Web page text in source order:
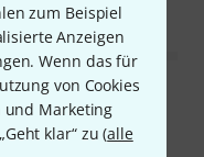
zum Beispiel
Anzeigen
Wenn das für
von Cookies
und Marketing
klar“ zu (alle
lesen